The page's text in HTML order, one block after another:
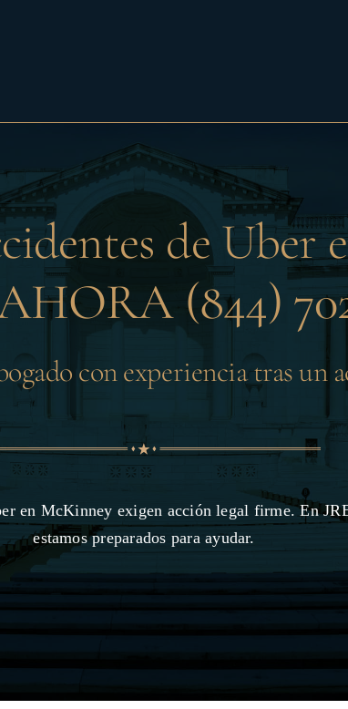
de Uber
(844)
con experiencia tras
en McKinney exigen acción legal firme. En
estamos preparados para ayudar.